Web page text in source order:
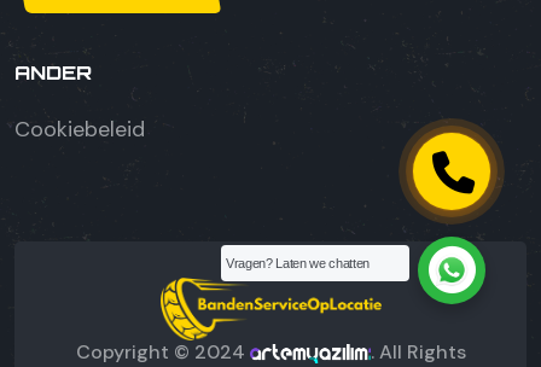
ANDER
Cookiebeleid
Copyright © 2024
. All Rights
Vragen? Laten we chatten